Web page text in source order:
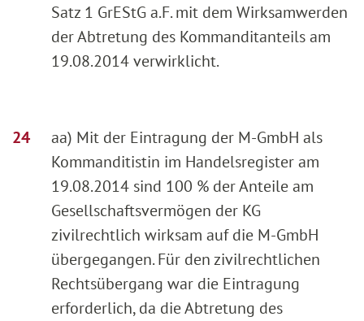
Satz 1 GrEStG a.F. mit dem Wirksamwerden
der Abtretung des Kommanditanteils am
19.08.2014 verwirklicht.
aa) Mit der Eintragung der M-GmbH als
Kommanditistin im Handelsregister am
19.08.2014 sind 100 % der Anteile am
Gesellschaftsvermögen der KG
zivilrechtlich wirksam auf die M-GmbH
übergegangen. Für den zivilrechtlichen
Rechtsübergang war die Eintragung
erforderlich, da die Abtretung des